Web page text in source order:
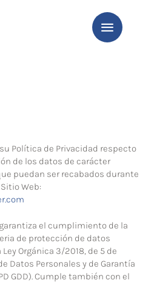
Política de Privacidad respecto
de los datos de carácter
puedan ser recabados durante
Web:
el cumplimiento de la
de protección de datos
Orgánica 3/2018, de 5 de
Datos Personales y de Garantía
GDD). Cumple también con el